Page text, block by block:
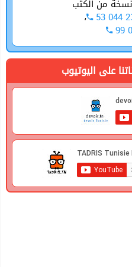
من الكتب
53 044 ،
99
على اليوتيوب